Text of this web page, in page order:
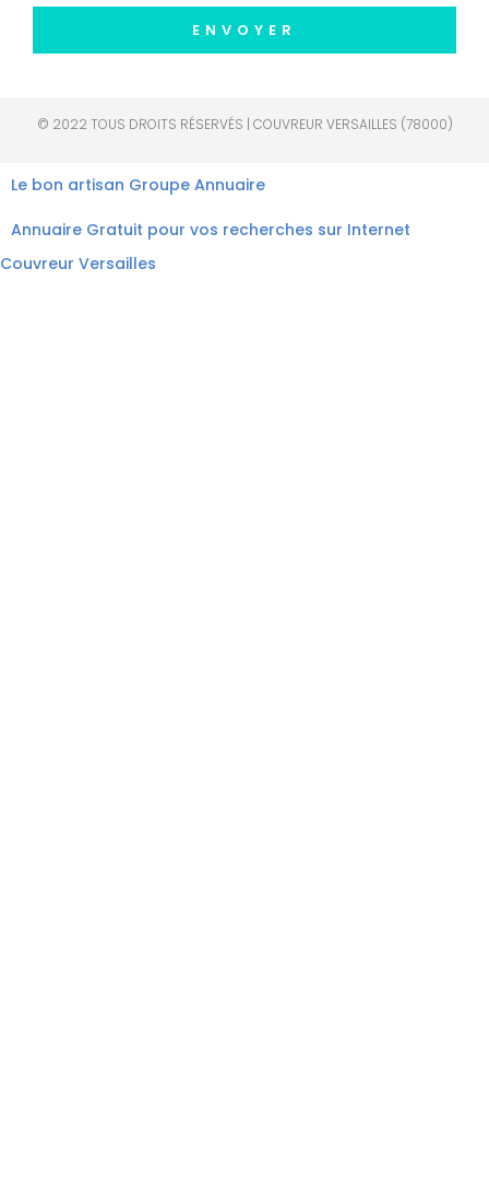
ENVOYER
© 2022 TOUS DROITS RÉSERVÉS | COUVREUR VERSAILLES (78000)
Le bon artisan Groupe Annuaire
Annuaire Gratuit pour vos recherches sur Internet
Couvreur Versailles